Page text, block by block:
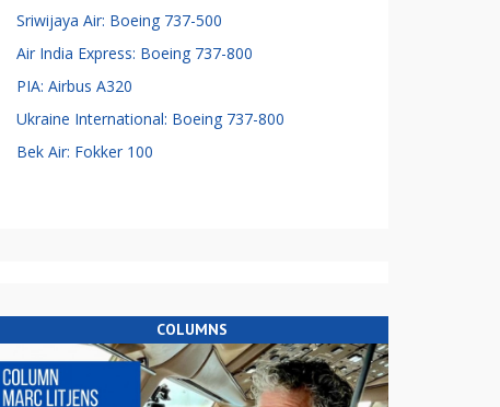
Sriwijaya Air: Boeing 737-500
Air India Express: Boeing 737-800
PIA: Airbus A320
Ukraine International: Boeing 737-800
Bek Air: Fokker 100
COLUMNS